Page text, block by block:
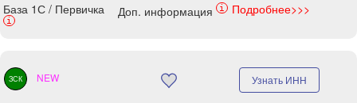
База 1С / Первичка
i
Доп. информация i Подробнее>>>
ЗСК NEW Узнать ИНН